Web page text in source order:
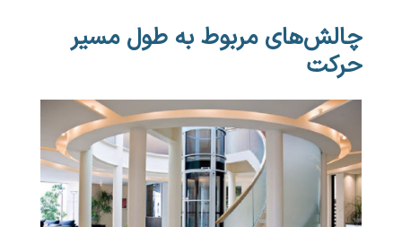
چالش‌های مربوط به طول مسیر
حرکت